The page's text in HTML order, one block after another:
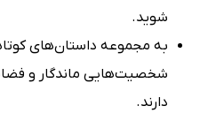
شوید.
به مجموعه داستان‌های
شخصیت‌هایی ماندگار و
دارند.